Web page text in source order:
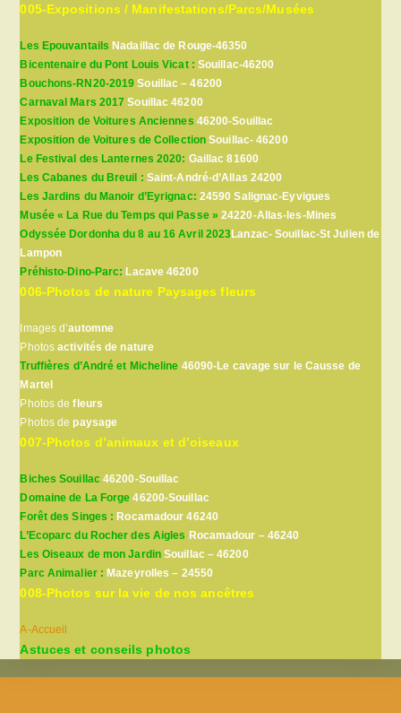
005-Expositions / Manifestations/Parcs/Musées
Les Epouvantails Nadaillac de Rouge-46350
Bicentenaire du Pont Louis Vicat : Souillac-46200
Bouchons-RN20-2019Souillac – 46200
Carnaval Mars 2017 Souillac 46200
Exposition de Voitures Anciennes 46200-Souillac
Exposition de Voitures de Collection Souillac- 46200
Le Festival des Lanternes 2020: Gaillac 81600
Les Cabanes du Breuil : Saint-André-d’Allas 24200
Les Jardins du Manoir d’Eyrignac: 24590 Salignac-Eyvigues
Musée « La Rue du Temps qui Passe » 24220-Allas-les-Mines
Odyssée Dordonha du 8 au 16 Avril 2023Lanzac- Souillac-St Julien de
Lampon
Préhisto-Dino-Parc:Lacave 46200
006-Photos de nature Paysages fleurs
Images d’automne
Photosactivités de nature
Truffières d’André et Micheline 46090-Le cavage sur le Causse de
Martel
Photos defleurs
Photos depaysage
007-Photos d’animaux et d’oiseaux
Biches Souillac46200-Souillac
Domaine de La Forge 46200-Souillac
Forêt des Singes :Rocamadour 46240
L’Ecoparc du Rocher des Aigles Rocamadour – 46240
Les Oiseaux de mon JardinSouillac – 46200
Parc Animalier : Mazeyrolles – 24550
008-Photos sur la vie de nos ancêtres
A-Accueil
Astuces et conseils photos